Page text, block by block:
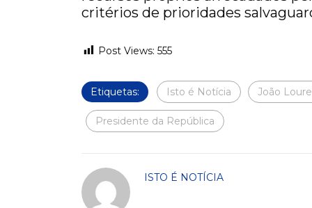
critérios de prioridades
Post Views: 555
Etiquetas: Isto é Notícia João
Presidente da República
ISTO É NOTÍCIA